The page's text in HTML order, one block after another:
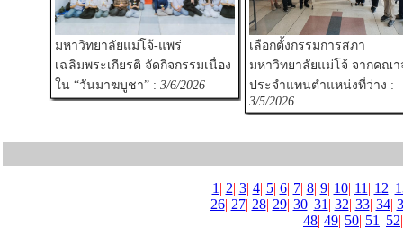
มหาวิทยาลัยแม่โจ้-แพร่
เฉลิมพระเกียรติ จัดกิจกรรมเนื่อง
ใน “วันมาฆบูชา” : 3/6/2026
เลือกตั้งกรรมการสภา
มหาวิทยาลัยแม่โจ้ จากคณา
ประจำแทนตำแหน่งที่ว่าง :
3/5/2026
1 | 2| 3| 4| 5| 6| 7| 8| 9| 10| 11 | 12|
26| 27| 28| 29| 30| 31 | 32| 33| 34|
48| 49| 50| 51 | 52